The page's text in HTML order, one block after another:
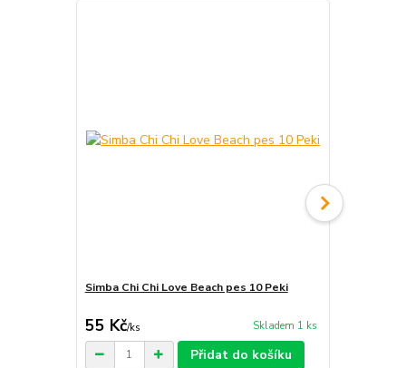
Simba Chi Chi Love Beach pes 10 Peki
55 Kč/ks Skladem 1 ks
Přidat do košíku